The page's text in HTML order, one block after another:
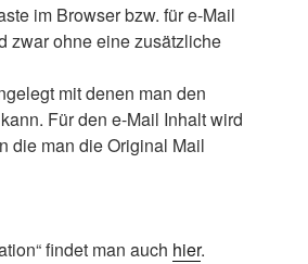
im Browser bzw. für e-Mail
zwar ohne eine zusätzliche
mit denen man den
Für den e-Mail Inhalt wird
die man die Original Mail
findet man auch hier.